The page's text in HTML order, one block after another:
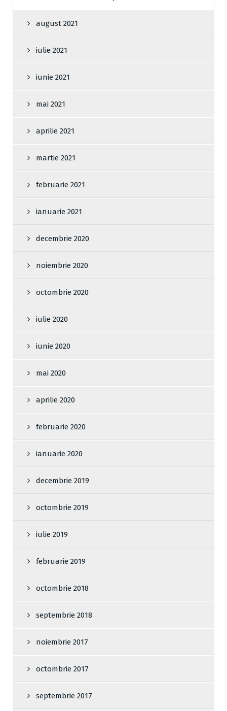
august 2021
iulie 2021
iunie 2021
mai 2021
aprilie 2021
martie 2021
februarie 2021
ianuarie 2021
decembrie 2020
noiembrie 2020
octombrie 2020
iulie 2020
iunie 2020
mai 2020
aprilie 2020
februarie 2020
ianuarie 2020
decembrie 2019
octombrie 2019
iulie 2019
februarie 2019
octombrie 2018
septembrie 2018
noiembrie 2017
octombrie 2017
septembrie 2017